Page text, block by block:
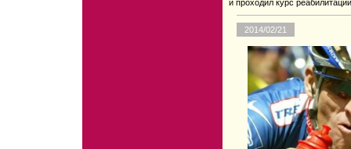
и проходил курс
2014/02/21